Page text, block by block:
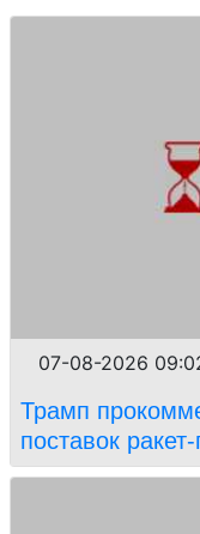
07-08-2026
Трамп
поставок